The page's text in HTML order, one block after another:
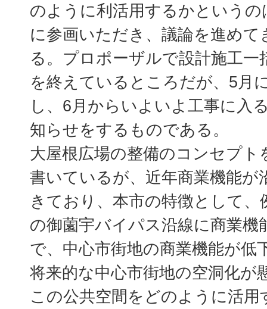
のように利活用するかという
に参画いただき、議論を進め
る。プロポーザルで設計施工一
を終えているところだが、5月
し、6月からいよいよ工事に入
知らせをするものである。
大屋根広場の整備のコンセプト
書いているが、近年商業機能が
きており、本市の特徴として、
の御薗宇バイパス沿線に商業機
で、中心市街地の商業機能が低
将来的な中心市街地の空洞化が
この公共空間をどのように活